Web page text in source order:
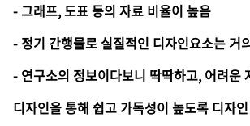
- 그래프, 도표 등의 자료 비율이 높음
- 정기 간행물로 실질적인 디자인요소는 거
- 연구소의 정보이다보니 딱딱하고, 어려운
디자인을 통해 쉽고 가독성이 높도록 디자